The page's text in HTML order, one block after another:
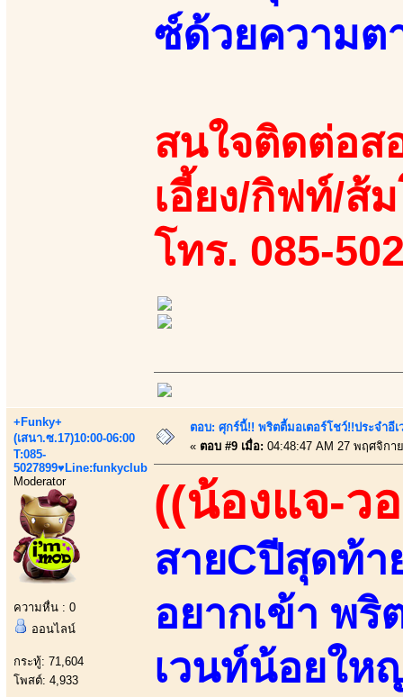
ซ์ด้วยความต
สนใจติดต่อส
เอี้ยง/กิฟท์/ส้
โทร. 085-
+Funky+
(เสนา.ซ.17)10:00-06:00
T:085-
5027899♥Line:funkyclub
Moderator
ความหื่น : 0
ออนไลน์
กระทู้: 71,604
โพสต์: 4,933
ตอบ: ศุกร์นี้!! พริตตี้มอเตอร์โชว์!!ประจำอี
« ตอบ #9 เมื่อ: 04:48:47 AM 27 พฤศจิกา
((น้องแจ-ว
สายCปีสุดท้
อยากเข้า พริ
เวนท์น้อยให